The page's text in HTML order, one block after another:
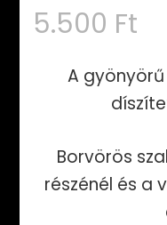
5.500 Ft
A
Borvörös
részénél és a